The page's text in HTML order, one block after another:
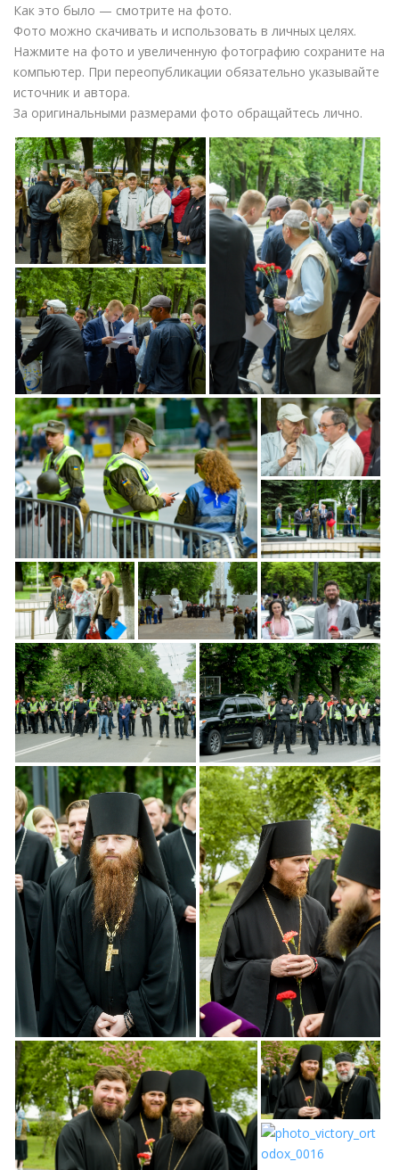
Как это было — смотрите на фото.
Фото можно скачивать и использовать в личных целях.
Нажмите на фото и увеличенную фотографию сохраните на
компьютер. При переопубликации обязательно указывайте
источник и автора.
За оригинальными размерами фото обращайтесь лично.